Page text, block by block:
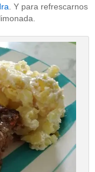
. Y para refrescarnos